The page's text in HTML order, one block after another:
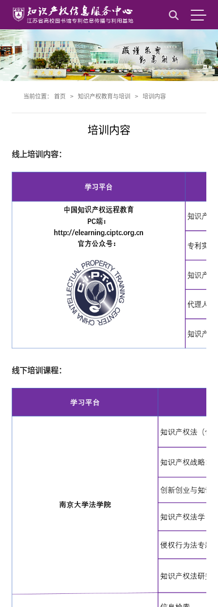
当前位置： 首页 > 知识产权教育与培训 > 培训内容
培训内容
线上培训内容：
线下培训课程：